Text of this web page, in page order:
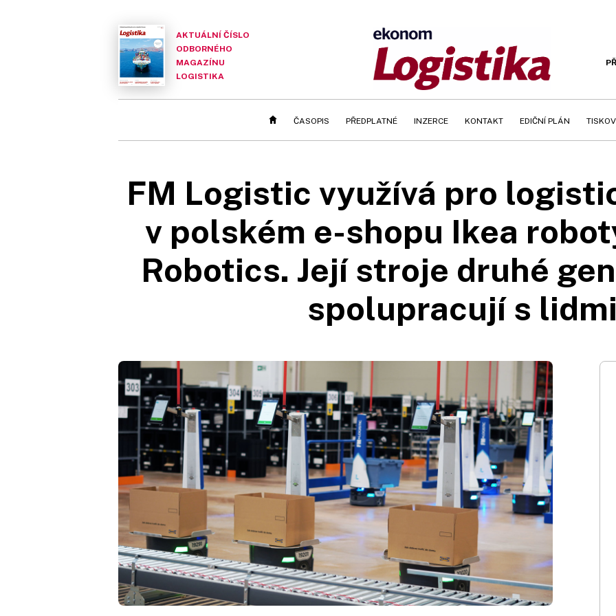
AKTUÁLNÍ ČÍSLO
ODBORNÉHO
MAGAZÍNU
LOGISTIKA
ČASOPIS PŘEDPLATNÉ INZERCE KONTAKT EDIČNÍ PLÁN
FM Logistic využívá pro
v polském e-shopu Ikea
Robotics. Její stroje druhé
spolupracují s